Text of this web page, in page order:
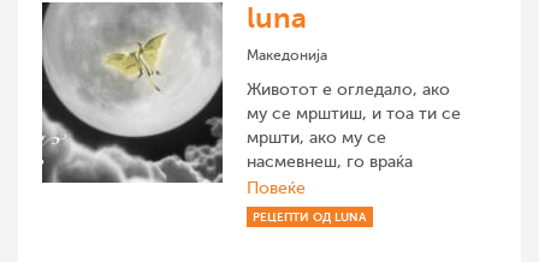
luna
Македонија
Животот е огледало, ако
му се мрштиш, и тоа ти се
мршти, ако му се
насмевнеш, го враќа
поздравот.
Повеќе
РЕЦЕПТИ ОД LUNA